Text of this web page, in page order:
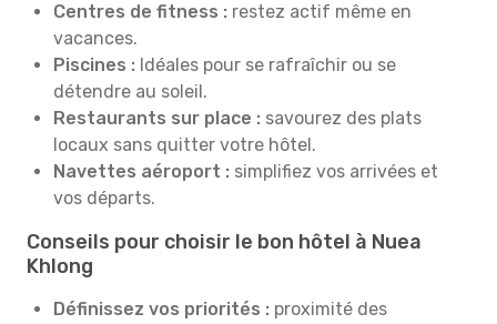
Centres de fitness : restez actif même en
vacances.
Piscines : Idéales pour se rafraîchir ou se
détendre au soleil.
Restaurants sur place : savourez des plats
locaux sans quitter votre hôtel.
Navettes aéroport : simplifiez vos arrivées et
vos départs.
Conseils pour choisir le bon hôtel à Nuea
Khlong
Définissez vos priorités : proximité des